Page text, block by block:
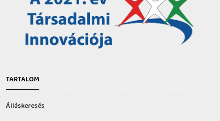
TARTALOM
Álláskeresés